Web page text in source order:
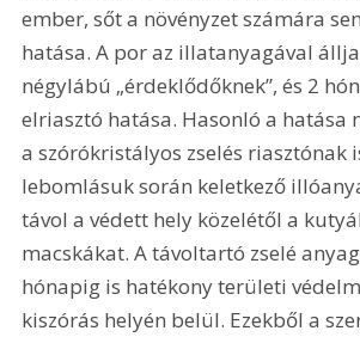
ember, sőt a növényzet számára
hatása. A por az illatanyagával
négylábú „érdeklődőknek”, és 2
elriasztó hatása. Hasonló a hatása
a szórókristályos zselés riasztónak
lebomlásuk során keletkező
távol a védett hely közelétől a
macskákat. A távoltartó zselé
hónapig is hatékony területi
kiszórás helyén belül. Ezekből a